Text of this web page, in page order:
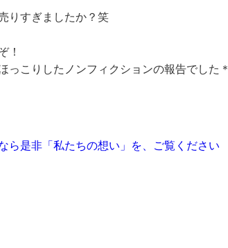
りすぎましたか？笑
！
っこりしたノンフィクションの報告でした＊
ら是非「私たちの想い」を、ご覧ください